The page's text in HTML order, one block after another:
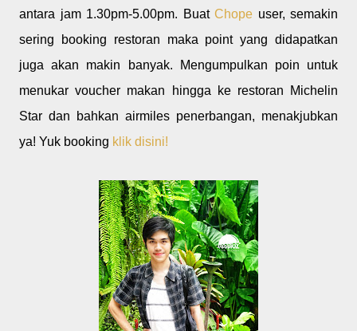
antara jam 1.30pm-5.00pm. Buat Chope user, semakin
sering booking restoran maka point yang didapatkan
juga akan makin banyak. Mengumpulkan poin untuk
menukar voucher makan hingga ke restoran Michelin
Star dan bahkan airmiles penerbangan, menakjubkan
ya! Yuk booking klik disini!